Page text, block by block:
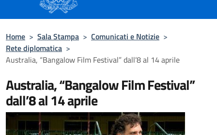
Home > Sala Stampa > Comunicati e Notizie >
Rete diplomatica >
Australia, “Bangalow Film Festival” dall’8 al 14 aprile
Australia, “Bangalow Film Festival”
dall’8 al 14 aprile